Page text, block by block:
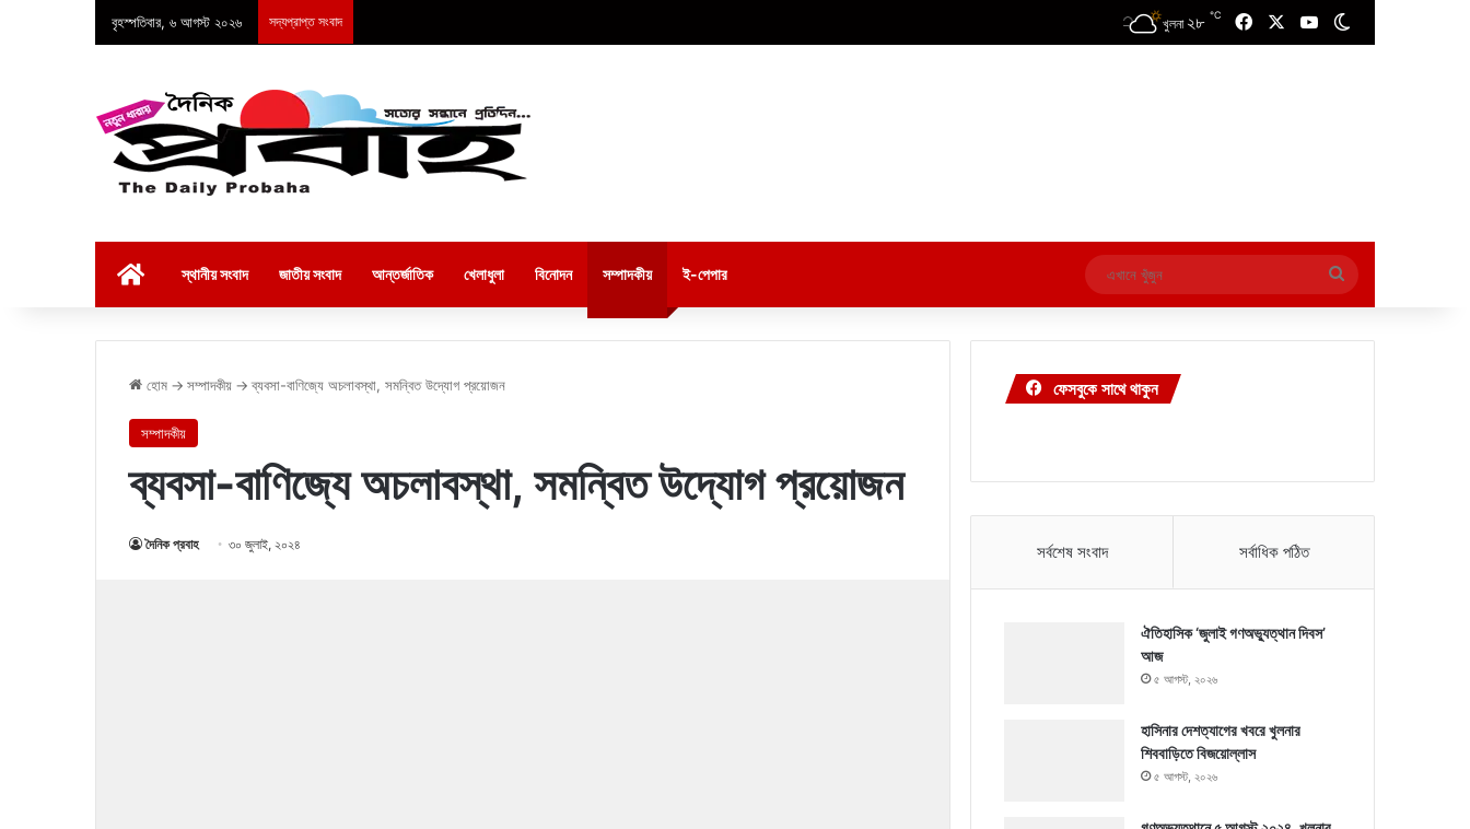
বৃহস্পতিবার, ৬ আগস্ট ২০২৬ সদ্যপ্রাপ্ত সংবাদ খুলনা ২৮ ℃ FacebookYouTube
স্থানীয় সংবাদ জাতীয় সংবাদ আন্তর্জাতিক খেলাধুলা বিনোদন সম্পাদকীয় ই-পেপার
এখানে
খুঁজুন
হোম → সম্পাদকীয় → ব্যবসা-বাণিজ্যে অচলাবস্থা, সমন্বিত উদ্যোগ প্রয়োজন
সম্পাদকীয়
ব্যবসা-বাণিজ্যে অচলাবস্থা, সমন্বিত উদ্যোগ প্রয়োজন
দৈনিক প্রবাহ ৩০ জুলাই, ২০২৪
ফেসবুকে সাথে থাকুন
সর্বশেষ সংবাদ সর্বাধিক পঠিত
ঐতিহাসিক ‘জুলাই গণঅভ্যুত্থান দিবস’
আজ
৫ আগস্ট, ২০২৬
হাসিনার দেশত্যাগের খবরে খুলনার
শিববাড়িতে বিজয়োল্লাস
৫ আগস্ট, ২০২৬